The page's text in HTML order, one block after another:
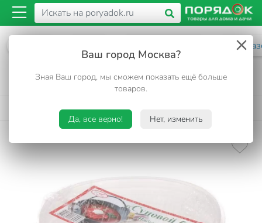
Ваш город Москва?
Зная Ваш город, мы сможем показать ещё больше
товаров.
Да, все верно! Нет, изменить
Контейнер одноразовый 3 шт, 500 мл, с
крышкой, Тавра, Суповой
361264